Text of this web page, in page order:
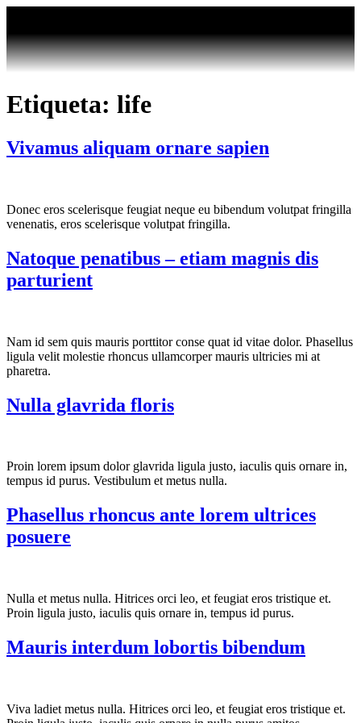
Etiqueta: life
Vivamus aliquam ornare sapien
Donec eros scelerisque feugiat neque eu bibendum volutpat fringilla
venenatis, eros scelerisque volutpat fringilla.
Natoque penatibus – etiam magnis dis
parturient
Nam id sem quis mauris porttitor conse quat id vitae dolor. Phasellus
ligula velit molestie rhoncus ullamcorper mauris ultricies mi at
pharetra.
Nulla glavrida floris
Proin lorem ipsum dolor glavrida ligula justo, iaculis quis ornare in,
tempus id purus. Vestibulum et metus nulla.
Phasellus rhoncus ante lorem ultrices
posuere
Nulla et metus nulla. Hitrices orci leo, et feugiat eros tristique et.
Proin ligula justo, iaculis quis ornare in, tempus id purus.
Mauris interdum lobortis bibendum
Viva ladiet metus nulla. Hitrices orci leo, et feugiat eros tristique et.